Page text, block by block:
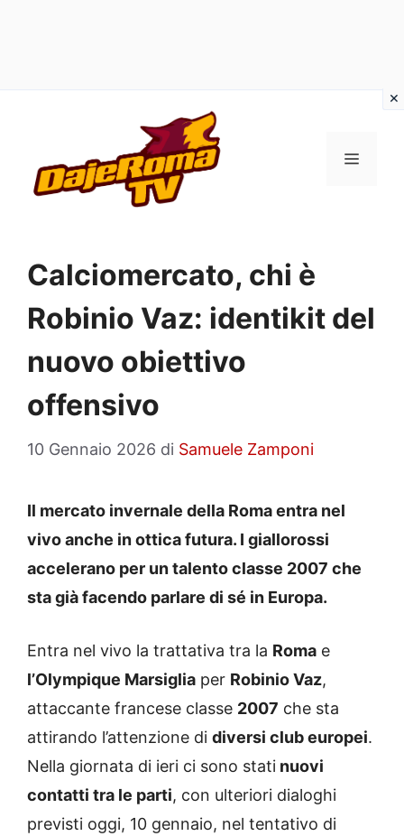
contenuto
MENU
Calciomercato, chi è
Robinio Vaz: identikit del
nuovo obiettivo
offensivo
10 Gennaio 2026 di Samuele Zamponi
Il mercato invernale della Roma entra nel
vivo anche in ottica futura. I giallorossi
accelerano per un talento classe 2007 che
sta già facendo parlare di sé in Europa.
Entra nel vivo la trattativa tra la Roma e
l’Olympique Marsiglia per Robinio Vaz,
attaccante francese classe 2007 che sta
attirando l’attenzione di diversi club europei.
Nella giornata di ieri ci sono stati nuovi
contatti tra le parti, con ulteriori dialoghi
previsti oggi, 10 gennaio, nel tentativo di